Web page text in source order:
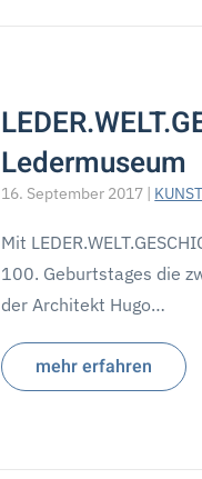
Ledermuseum
16. September 2017 |
Mit
100. Geburtstages die
der Architekt Hugo…
mehr erfahren